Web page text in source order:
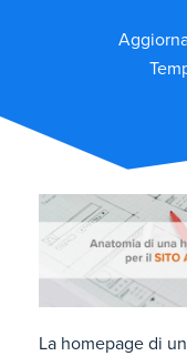
La homepage di